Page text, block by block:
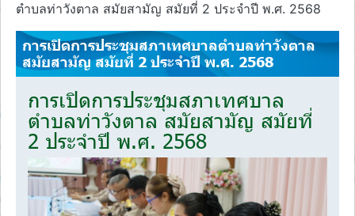
ตำบลท่าวังตาล สมัยสามัญ สมัยที่ 2 ประจำปี พ.ศ. 2568
การเปิดการประชุมสภาเทศบาลตำบลท่าวังตาล
สมัยสามัญ สมัยที่ 2 ประจำปี พ.ศ. 2568
การเปิดการประชุมสภาเทศบาล
ตำบลท่าวังตาล สมัยสามัญ สมัยที่
2 ประจำปี พ.ศ. 2568